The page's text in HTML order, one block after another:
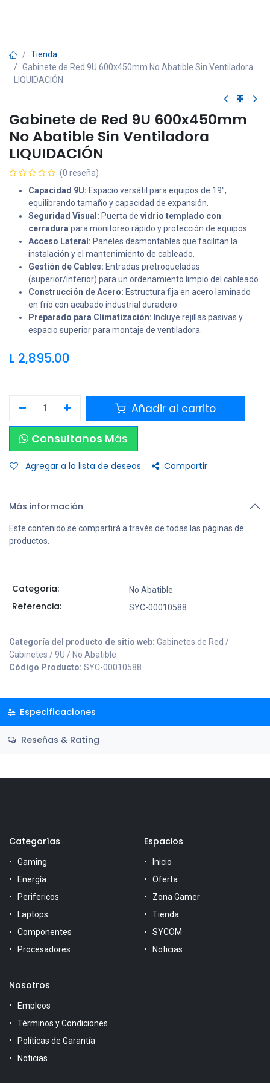
Tienda
Gabinete de Red 9U 600x450mm No Abatible Sin Ventiladora
LIQUIDACIÓN
Gabinete de Red 9U 600x450mm
No Abatible Sin Ventiladora
LIQUIDACIÓN
(0 reseña)
Capacidad 9U: Espacio versátil para equipos de 19",
equilibrando tamaño y capacidad de expansión.
Seguridad Visual: Puerta de vidrio templado con
cerradura para monitoreo rápido y protección de equipos.
Acceso Lateral: Paneles desmontables que facilitan la
instalación y el mantenimiento de cableado.
Gestión de Cables: Entradas pretroqueladas
(superior/inferior) para un ordenamiento limpio del cableado.
Construcción de Acero: Estructura fija en acero laminado
en frío con acabado industrial duradero.
Preparado para Climatización: Incluye rejillas pasivas y
espacio superior para montaje de ventiladora.
L 2,895.00
Añadir al carrito
Consultanos Más
Agregar a la lista de deseos Compartir
Más información
Este contenido se compartirá a través de todas las páginas de
productos.
Categoria: No Abatible
Referencia: SYC-00010588
Categoría del producto de sitio web: Gabinetes de Red /
Gabinetes / 9U / No Abatible
Código Producto: SYC-00010588
Especificaciones
Reseñas & Rating
Categorías
Gaming
Energía
Perifericos
Laptops
Componentes
Procesadores
Espacios
Inicio
Oferta
Zona Gamer
Tienda
SYCOM
Noticias
Nosotros
Empleos
Términos y Condiciones
Políticas de Garantía
Noticias